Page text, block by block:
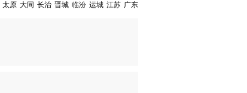
太原 大同 长治 晋城 临汾 运城 江苏 广东